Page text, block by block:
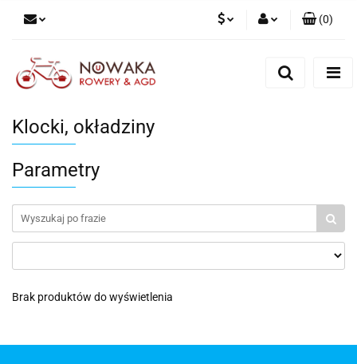
(0)
Klocki, okładziny
Parametry
Brak produktów do wyświetlenia